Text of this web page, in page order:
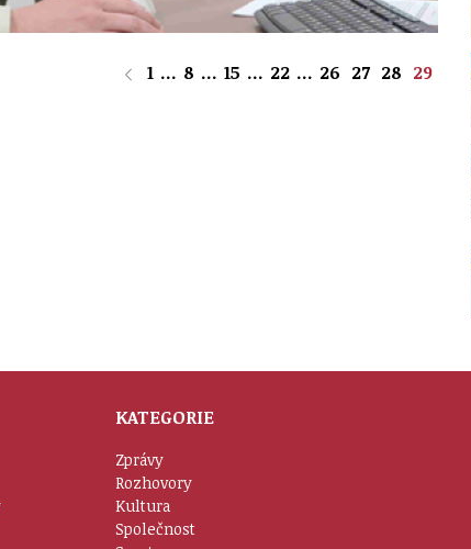
1 ... 8 ... 15 ... 22 ... 26 27 28 29
KATEGORIE
Zprávy
Rozhovory
Kultura
Společnost